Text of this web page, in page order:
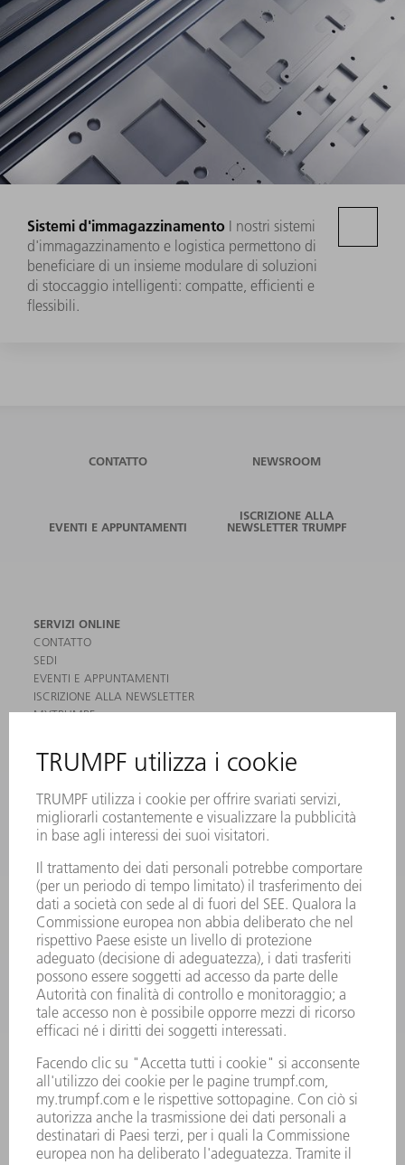
Sistemi d'immagazzinamento I nostri sistemi
d'immagazzinamento e logistica permettono di
beneficiare di un insieme modulare di soluzioni
di stoccaggio intelligenti: compatte, efficienti e
flessibili.
CONTATTO NEWSROOM
EVENTI E APPUNTAMENTI
ISCRIZIONE ALLA
NEWSLETTER TRUMPF
SERVIZI ONLINE
CONTATTO
SEDI
EVENTI E APPUNTAMENTI
ISCRIZIONE ALLA NEWSLETTER
MYTRUMPF
PRODOTTI
MACCHINE & SISTEMI
ELETTRONICA DI POTENZA
MACCHINE UTENSILI ELETTRICHE
SMART FACTORY
SOFTWARE
SERVICES
APPLICAZIONI
SETTORI
L'AZIENDA
CARRIERA
OFFERTE DI LAVORO
PROFILO DELL'AZIENDA
PRESIDENZA
RELAZIONE DI BILANCIO
PRINCIPI AZIENDALI
COMPLIANCE
SISTEMA DI WHISTLEBLOWING
SECURITY
COMUNICATI STAMPA
RIVISTE
SOSTENIBILITÀ